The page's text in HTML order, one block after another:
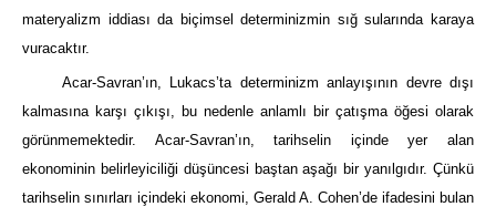
materyalizm iddiası da biçimsel determinizmin sığ sularında karaya
vuracaktır.
Acar-Savran’ın, Lukacs’ta determinizm anlayışının devre dışı
kalmasına karşı çıkışı, bu nedenle anlamlı bir çatışma öğesi olarak
görünmemektedir. Acar-Savran’ın, tarihselin içinde yer alan
ekonominin belirleyiciliği düşüncesi baştan aşağı bir yanılgıdır. Çünkü
tarihselin sınırları içindeki ekonomi, Gerald A. Cohen’de ifadesini bulan